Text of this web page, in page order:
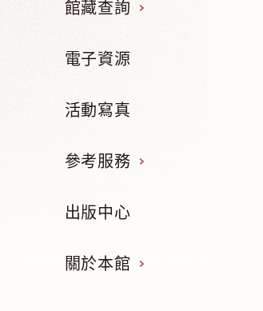
館藏查詢
電子資源
活動寫真
參考服務
出版中心
關於本館